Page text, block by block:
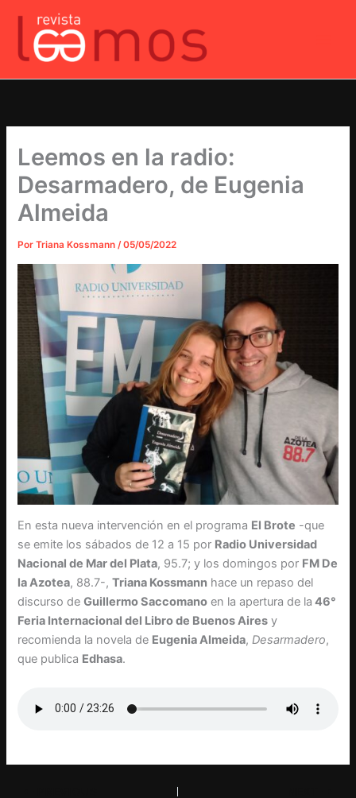
contenido
Leemos en la radio:
Desarmadero, de Eugenia
Almeida
PorTriana Kossmann/05/05/2022
En esta nueva intervención en el programa El Brote -que
se emite los sábados de 12 a 15 por Radio Universidad
Nacional de Mar del Plata, 95.7; y los domingos por FM De
la Azotea, 88.7-,Triana Kossmann hace un repaso del
discurso deGuillermo Saccomano en la apertura de la 46°
Feria Internacional del Libro de Buenos Aires y
recomienda la novela de Eugenia Almeida,Desarmadero,
que publica Edhasa.